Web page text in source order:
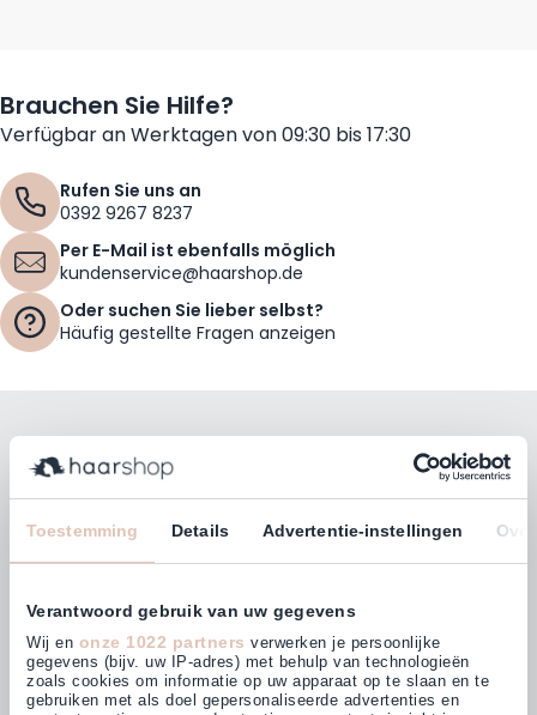
Toestemming Details Advertentie-instellingen Over
Verantwoord gebruik van uw gegevens
Wij en onze 1022 partners verwerken je persoonlijke
gegevens (bijv. uw IP-adres) met behulp van technologieën
zoals cookies om informatie op uw apparaat op te slaan en te
gebruiken met als doel gepersonaliseerde advertenties en
Brauchen Sie Hilfe?
Verfügbar an Werktagen von 09:30 bis 17:30
Rufen Sie uns an
0392 9267 8237
Per E-Mail ist ebenfalls möglich
kundenservice@haarshop.de
Oder suchen Sie lieber selbst?
Häufig gestellte Fragen anzeigen
Bleiben Sie mit unserem Newsletter auf dem
Laufenden!
E-Mailadresse
Abonnieren